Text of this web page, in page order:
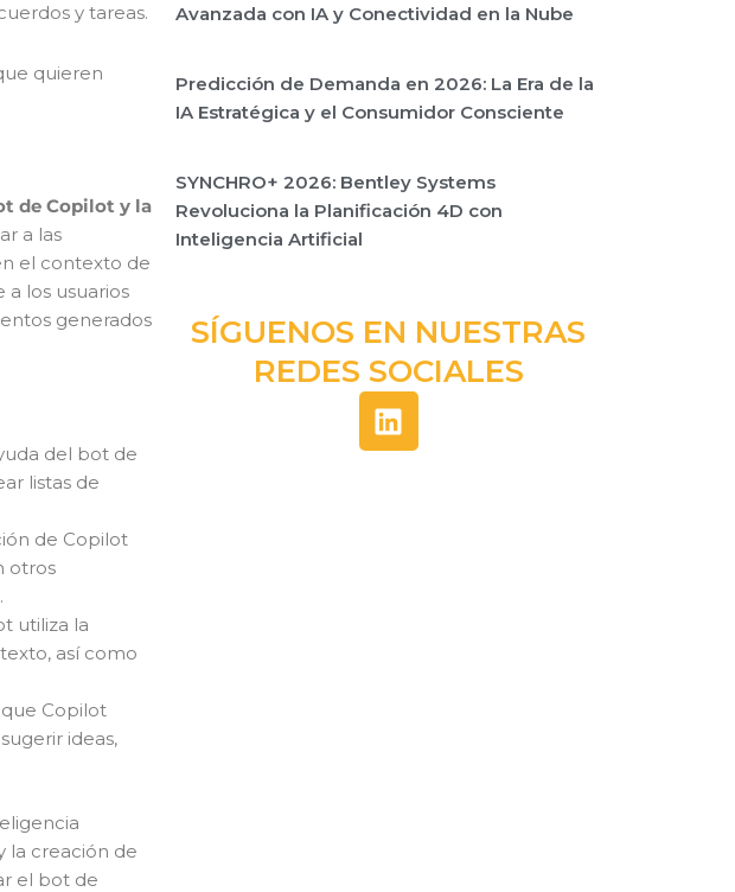
y tareas.
quieren
de Copilot y la
a las
el contexto de
los usuarios
generados
del bot de
listas de
de Copilot
otros
utiliza la
así como
que Copilot
ideas,
la creación de
el bot de
Avanzada con IA y Conectividad en la Nube
Predicción de Demanda en 2026: La Era de la
IA Estratégica y el Consumidor Consciente
SYNCHRO+ 2026: Bentley Systems
Revoluciona la Planificación 4D con
Inteligencia Artificial
SÍGUENOS EN NUESTRAS
REDES SOCIALES
L
i